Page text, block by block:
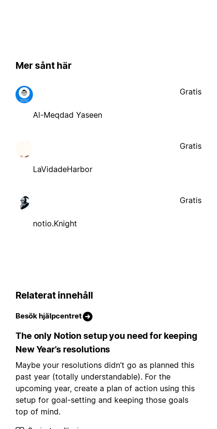
Mer sånt här
Al-Meqdad Yaseen
Gratis
LaVidadeHarbor
Gratis
notio.Knight
Gratis
Relaterat innehåll
Besök hjälpcentret
The only Notion setup you need for keeping
New Year’s resolutions
Maybe your resolutions didn’t go as planned this
past year (totally understandable). For the
upcoming year, create a plan of action using this
setup for goal-setting and keeping those goals
top of mind.